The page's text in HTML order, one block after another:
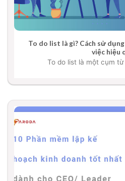
To do list là gì? Cách sử
việc hiệu
To do list là một cụm